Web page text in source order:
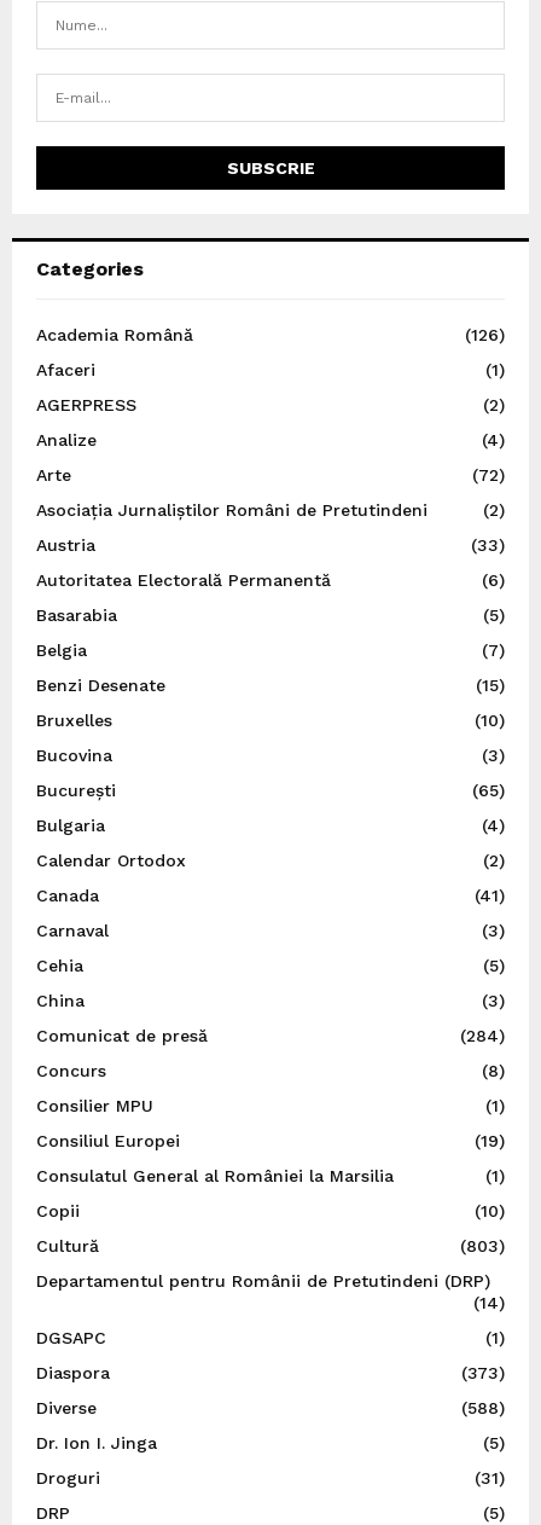
Categories
Academia Română
(126)
Afaceri
(1)
AGERPRESS
(2)
Analize
(4)
Arte
(72)
Asociația Jurnaliștilor Români de Pretutindeni
(2)
Austria
(33)
Autoritatea Electorală Permanentă
(6)
Basarabia
(5)
Belgia
(7)
Benzi Desenate
(15)
Bruxelles
(10)
Bucovina
(3)
București
(65)
Bulgaria
(4)
Calendar Ortodox
(2)
Canada
(41)
Carnaval
(3)
Cehia
(5)
China
(3)
Comunicat de presă
(284)
Concurs
(8)
Consilier MPU
(1)
Consiliul Europei
(19)
Consulatul General al României la Marsilia
(1)
Copii
(10)
Cultură
(803)
Departamentul pentru Românii de Pretutindeni (DRP)
(14)
DGSAPC
(1)
Diaspora
(373)
Diverse
(588)
Dr. Ion I. Jinga
(5)
Droguri
(31)
DRP
(5)